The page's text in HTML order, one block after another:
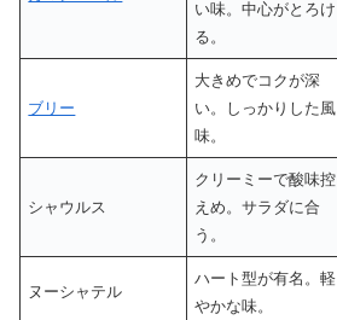
い味。中心がとろけ
る。
ブリー
大きめでコクが深
い。しっかりした風
味。
シャウルス
クリーミーで酸味控
えめ。サラダに合
う。
ヌーシャテル
ハート型が有名。軽
やかな味。